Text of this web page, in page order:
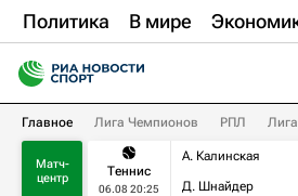
Политика В мире
Главное Лига Чемпионов РПЛ
Матч-
центр
Теннис
06.08 20:25
А. Калинская
Д. Шнайдер